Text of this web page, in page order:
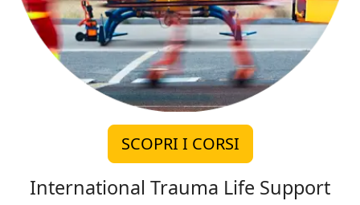
SCOPRI I CORSI
International Trauma Life Support